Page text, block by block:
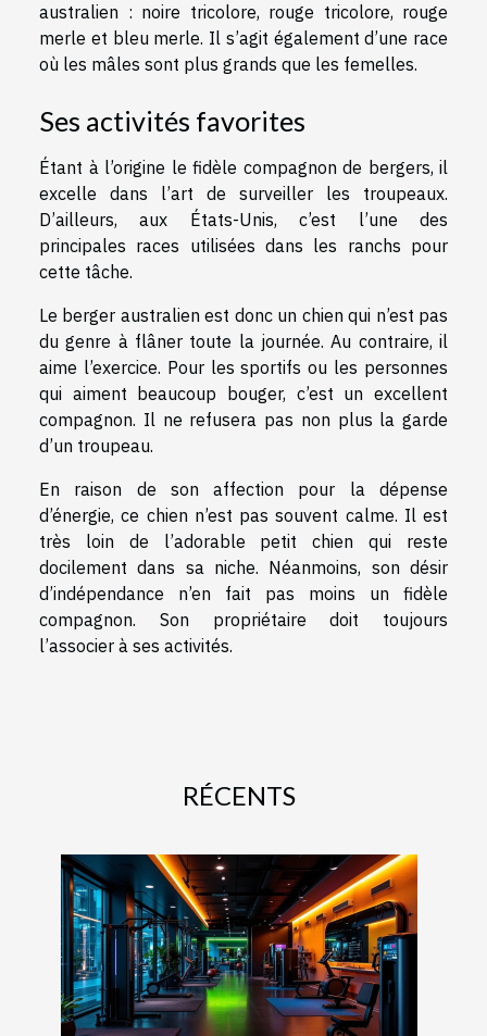
australien : noire tricolore, rouge tricolore, rouge
merle et bleu merle. Il s’agit également d’une race
où les mâles sont plus grands que les femelles.
Ses activités favorites
Étant à l’origine le fidèle compagnon de bergers, il
excelle dans l’art de surveiller les troupeaux.
D’ailleurs, aux États-Unis, c’est l’une des
principales races utilisées dans les ranchs pour
cette tâche.
Le berger australien est donc un chien qui n’est pas
du genre à flâner toute la journée. Au contraire, il
aime l’exercice. Pour les sportifs ou les personnes
qui aiment beaucoup bouger, c’est un excellent
compagnon. Il ne refusera pas non plus la garde
d’un troupeau.
En raison de son affection pour la dépense
d’énergie, ce chien n’est pas souvent calme. Il est
très loin de l’adorable petit chien qui reste
docilement dans sa niche. Néanmoins, son désir
d’indépendance n’en fait pas moins un fidèle
compagnon. Son propriétaire doit toujours
l’associer à ses activités.
RÉCENTS